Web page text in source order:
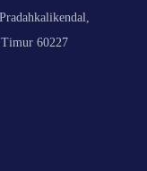
Timur 60227